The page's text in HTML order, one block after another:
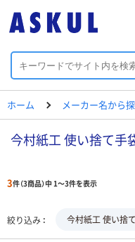
ホーム メーカー名から探
今村紙工 使い捨て手
3件（3商品）中 1～3件を表示
絞り込み 今村紙工 使い捨